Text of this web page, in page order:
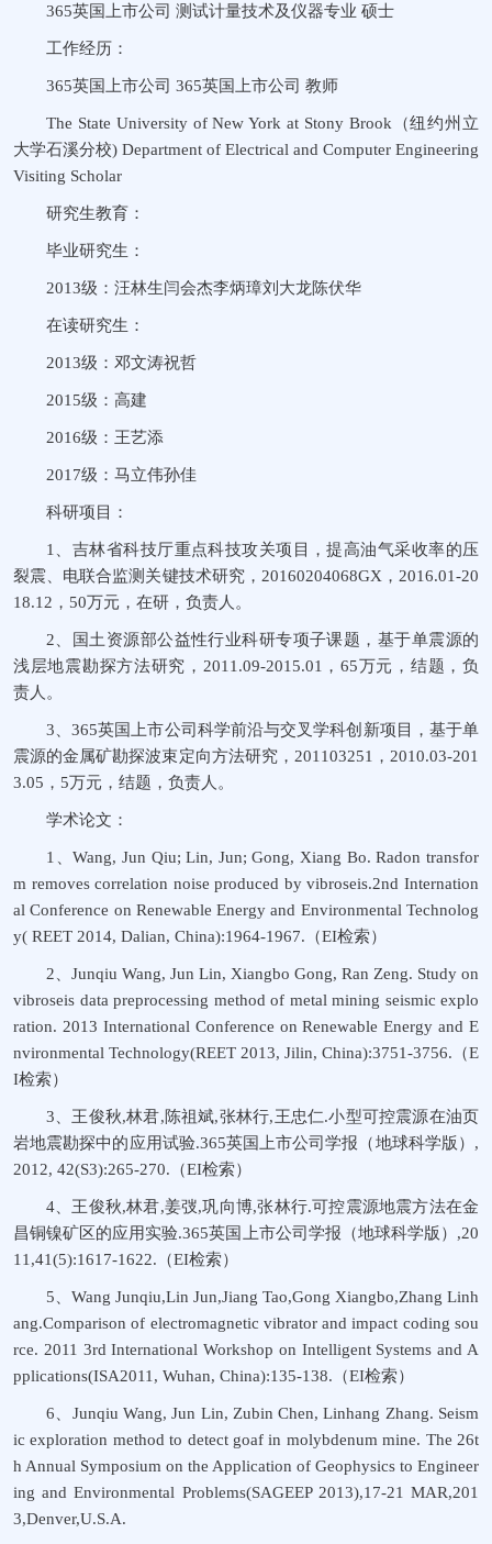
365英国上市公司 测试计量技术及仪器专业 硕士
工作经历：
365英国上市公司 365英国上市公司 教师
The State University of New York at Stony Brook（纽约州立
大学石溪分校) Department of Electrical and Computer Engineering
Visiting Scholar
研究生教育：
毕业研究生：
2013级：汪林生闫会杰李炳璋刘大龙陈伏华
在读研究生：
2013级：邓文涛祝哲
2015级：高建
2016级：王艺添
2017级：马立伟孙佳
科研项目：
1、吉林省科技厅重点科技攻关项目，提高油气采收率的压
裂震、电联合监测关键技术研究，20160204068GX，2016.01-20
18.12，50万元，在研，负责人。
2、国土资源部公益性行业科研专项子课题，基于单震源的
浅层地震勘探方法研究，2011.09-2015.01，65万元，结题，负
责人。
3、365英国上市公司科学前沿与交叉学科创新项目，基于单
震源的金属矿勘探波束定向方法研究，201103251，2010.03-201
3.05，5万元，结题，负责人。
学术论文：
1、Wang, Jun Qiu; Lin, Jun; Gong, Xiang Bo. Radon transfor
m removes correlation noise produced by vibroseis.2nd Internation
al Conference on Renewable Energy and Environmental Technolog
y( REET 2014, Dalian, China):1964-1967.（EI检索）
2、Junqiu Wang, Jun Lin, Xiangbo Gong, Ran Zeng. Study on
vibroseis data preprocessing method of metal mining seismic explo
ration. 2013 International Conference on Renewable Energy and E
nvironmental Technology(REET 2013, Jilin, China):3751-3756.（E
I检索）
3、王俊秋,林君,陈祖斌,张林行,王忠仁.小型可控震源在油页
岩地震勘探中的应用试验.365英国上市公司学报（地球科学版）,
2012, 42(S3):265-270.（EI检索）
4、王俊秋,林君,姜弢,巩向博,张林行.可控震源地震方法在金
昌铜镍矿区的应用实验.365英国上市公司学报（地球科学版）,20
11,41(5):1617-1622.（EI检索）
5、Wang Junqiu,Lin Jun,Jiang Tao,Gong Xiangbo,Zhang Linh
ang.Comparison of electromagnetic vibrator and impact coding sou
rce. 2011 3rd International Workshop on Intelligent Systems and A
pplications(ISA2011, Wuhan, China):135-138.（EI检索）
6、Junqiu Wang, Jun Lin, Zubin Chen, Linhang Zhang. Seism
ic exploration method to detect goaf in molybdenum mine. The 26t
h Annual Symposium on the Application of Geophysics to Engineer
ing and Environmental Problems(SAGEEP 2013),17-21 MAR,201
3,Denver,U.S.A.